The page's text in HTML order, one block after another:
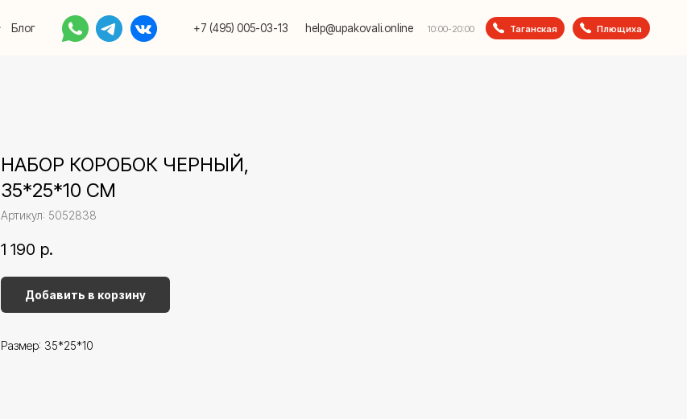
+7 (495) 005-03-13 10:00-20:00
help@upakovali.online Таганская Плющиха
НАБОР КОРОБОК ЧЕРНЫЙ,
35*25*10 СМ
Артикул: 5052838
1 190 р.
Добавить в корзину
Размер: 35*25*10